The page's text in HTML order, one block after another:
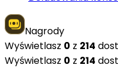
Nagrody
Wyświetlasz 0 z 214
Wyświetlasz 0 z 214